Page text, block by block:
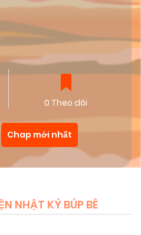
0 Theo dõi
Chap mới nhất
NHẬT KÝ BÚP BÊ